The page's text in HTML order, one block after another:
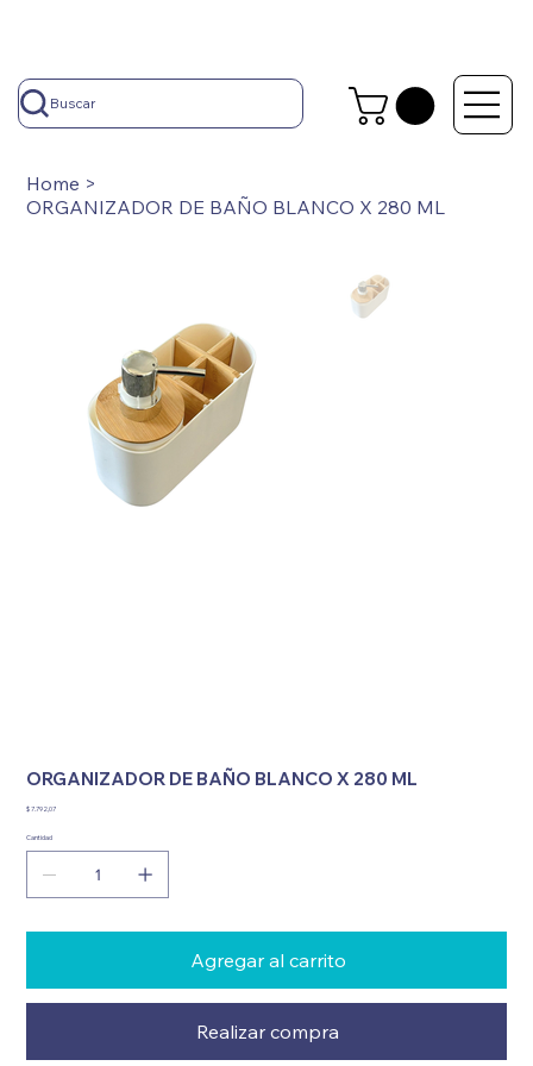
Buscar
Home >
ORGANIZADOR DE BAÑO BLANCO X 280 ML
ORGANIZADOR DE BAÑO BLANCO X 280 ML
Precio
$ 7.792,07
Cantidad
Agregar al carrito
Realizar compra